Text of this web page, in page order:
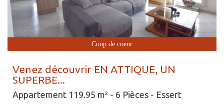
Coup de coeur
Venez découvrir EN ATTIQUE, UN
SUPERBE...
Appartement 119.95 m² - 6 Pièces - Essert